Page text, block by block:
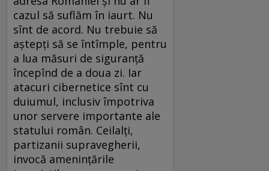
cazul să suflăm în iaurt. Nu
sînt de acord. Nu trebuie să
aştepţi să se întîmple, pentru
a lua măsuri de siguranţă
începînd de a doua zi. Iar
atacuri cibernetice sînt cu
duiumul, inclusiv împotriva
unor servere importante ale
statului român. Ceilalţi,
partizanii supravegherii,
invocă ameninţările